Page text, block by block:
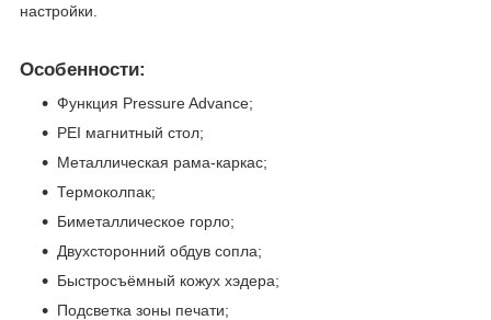
настройки.
Особенности:
Функция Pressure Advance;
PEI магнитный стол;
Металлическая рама-каркас;
Термоколпак;
Биметаллическое горло;
Двухсторонний обдув сопла;
Быстросъёмный кожух хэдера;
Подсветка зоны печати;